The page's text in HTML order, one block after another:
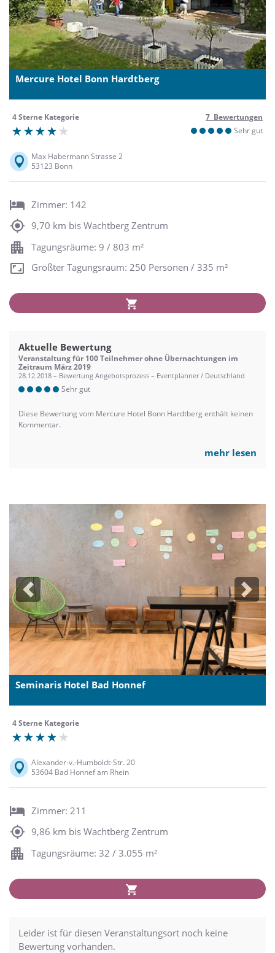
Mercure Hotel Bonn Hardtberg
4 Sterne Kategorie
7 Bewertungen
Sehr gut
Max Habermann Strasse 2
53123 Bonn
Zimmer: 142
9,70 km bis Wachtberg Zentrum
Tagungsräume: 9 / 803 m²
Größter Tagungsraum: 250 Personen / 335 m²
Aktuelle Bewertung
Veranstaltung für 100 Teilnehmer ohne Übernachtungen im
Zeitraum März 2019
28.12.2018 – Bewertung Angebotsprozess – Eventplanner / Deutschland
Sehr gut
Diese Bewertung vom Mercure Hotel Bonn Hardtberg enthält keinen
Kommentar.
mehr lesen
Previous Next
Seminaris Hotel Bad Honnef
4 Sterne Kategorie
Alexander-v.-Humboldt-Str. 20
53604 Bad Honnef am Rhein
Zimmer: 211
9,86 km bis Wachtberg Zentrum
Tagungsräume: 32 / 3.055 m²
Leider ist für diesen Veranstaltungsort noch keine
Bewertung vorhanden.